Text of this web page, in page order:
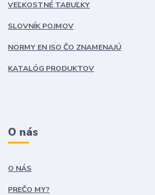
VEĽKOSTNÉ TABUĽKY
SLOVNÍK POJMOV
NORMY EN ISO ČO ZNAMENAJÚ
KATALÓG PRODUKTOV
O nás
O NÁS
PREČO MY?